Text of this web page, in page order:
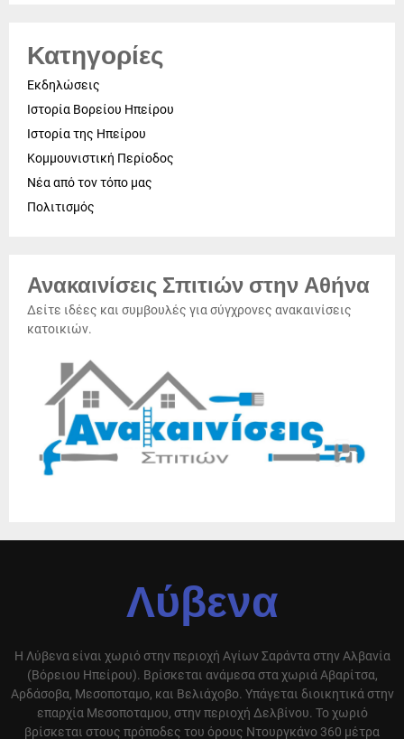
Κατηγορίες
Εκδηλώσεις
Ιστορία Βορείου Ηπείρου
Ιστορία της Ηπείρου
Κομμουνιστική Περίοδος
Νέα από τον τόπο μας
Πολιτισμός
Ανακαινίσεις Σπιτιών στην Αθήνα
Δείτε ιδέες και συμβουλές για σύγχρονες ανακαινίσεις
κατοικιών.
Λύβενα
Η Λύβενα είναι χωριό στην περιοχή Αγίων Σαράντα στην Αλβανία
(Βόρειου Ηπείρου). Βρίσκεται ανάμεσα στα χωριά Αβαρίτσα,
Αρδάσοβα, Μεσοποταμο, και Βελιάχοβο. Υπάγεται διοικητικά στην
επαρχία Μεσοποταμου, στην περιοχή Δελβίνου. Το χωριό
βρίσκεται στους πρόποδες του όρους Ντουργκάνο 360 μέτρα